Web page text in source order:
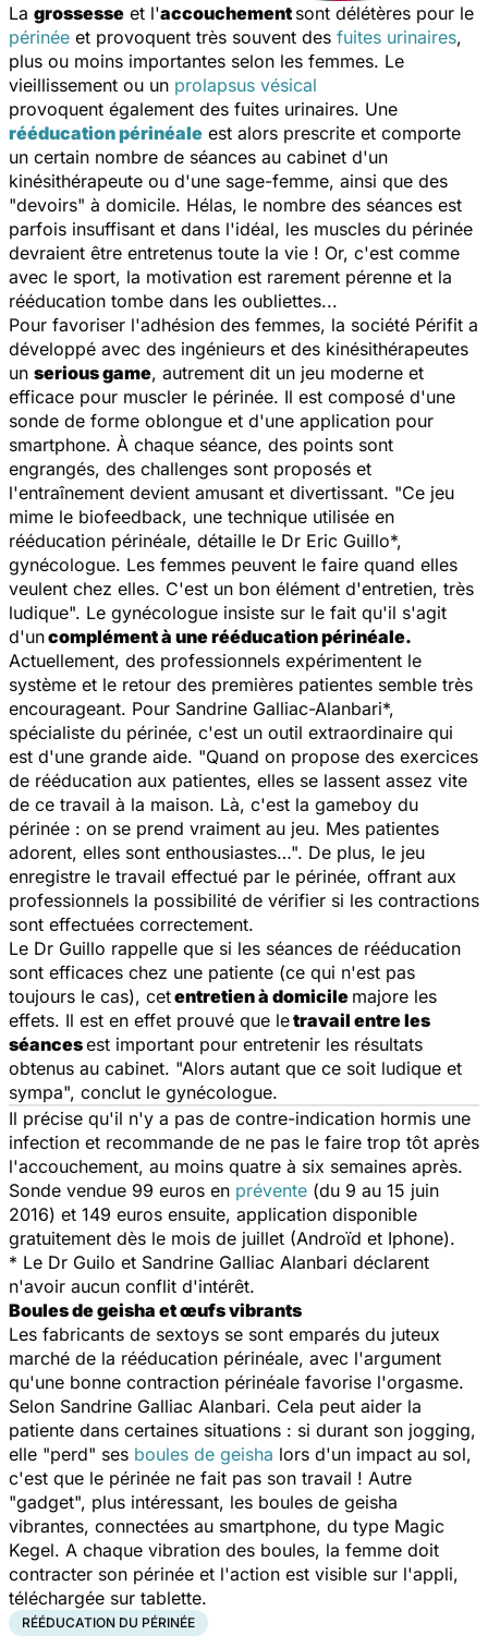
La grossesse et l'accouchement sont délétères pour le
périnée et provoquent très souvent des fuites urinaires,
plus ou moins importantes selon les femmes. Le
vieillissement ou un prolapsus vésical
provoquent également des fuites urinaires. Une
rééducation périnéale est alors prescrite et comporte
un certain nombre de séances au cabinet d'un
kinésithérapeute ou d'une sage-femme, ainsi que des
"devoirs" à domicile. Hélas, le nombre des séances est
parfois insuffisant et dans l'idéal, les muscles du périnée
devraient être entretenus toute la vie ! Or, c'est comme
avec le sport, la motivation est rarement pérenne et la
rééducation tombe dans les oubliettes...
Pour favoriser l'adhésion des femmes, la société Périfit a
développé avec des ingénieurs et des kinésithérapeutes
un serious game, autrement dit un jeu moderne et
efficace pour muscler le périnée. Il est composé d'une
sonde de forme oblongue et d'une application pour
smartphone. À chaque séance, des points sont
engrangés, des challenges sont proposés et
l'entraînement devient amusant et divertissant. "Ce jeu
mime le biofeedback, une technique utilisée en
rééducation périnéale, détaille le Dr Eric Guillo*,
gynécologue. Les femmes peuvent le faire quand elles
veulent chez elles. C'est un bon élément d'entretien, très
ludique". Le gynécologue insiste sur le fait qu'il s'agit
d'uncomplément à une rééducation périnéale.
Actuellement, des professionnels expérimentent le
système et le retour des premières patientes semble très
encourageant. Pour Sandrine Galliac-Alanbari*,
spécialiste du périnée, c'est un outil extraordinaire qui
est d'une grande aide. "Quand on propose des exercices
de rééducation aux patientes, elles se lassent assez vite
de ce travail à la maison. Là, c'est la gameboy du
périnée : on se prend vraiment au jeu. Mes patientes
adorent, elles sont enthousiastes…". De plus, le jeu
enregistre le travail effectué par le périnée, offrant aux
professionnels la possibilité de vérifier si les contractions
sont effectuées correctement.
Le Dr Guillo rappelle que si les séances de rééducation
sont efficaces chez une patiente (ce qui n'est pas
toujours le cas), cetentretien à domicile majore les
effets. Il est en effet prouvé que letravail entre les
séancesest important pour entretenir les résultats
obtenus au cabinet. "Alors autant que ce soit ludique et
sympa", conclut le gynécologue.
Il précise qu'il n'y a pas de contre-indication hormis une
infection et recommande de ne pas le faire trop tôt après
l'accouchement, au moins quatre à six semaines après.
Sonde vendue 99 euros en prévente (du 9 au 15 juin
2016) et 149 euros ensuite, application disponible
gratuitement dès le mois de juillet (Androïd et Iphone).
* Le Dr Guilo et Sandrine Galliac Alanbari déclarent
n'avoir aucun conflit d'intérêt.
Boules de geisha et œufs vibrants
Les fabricants de sextoys se sont emparés du juteux
marché de la rééducation périnéale, avec l'argument
qu'une bonne contraction périnéale favorise l'orgasme.
Selon Sandrine Galliac Alanbari. Cela peut aider la
patiente dans certaines situations : si durant son jogging,
elle "perd" ses boules de geisha lors d'un impact au sol,
c'est que le périnée ne fait pas son travail ! Autre
"gadget", plus intéressant, les boules de geisha
vibrantes, connectées au smartphone, du type Magic
Kegel. A chaque vibration des boules, la femme doit
contracter son périnée et l'action est visible sur l'appli,
téléchargée sur tablette.
RÉÉDUCATION DU PÉRINÉE